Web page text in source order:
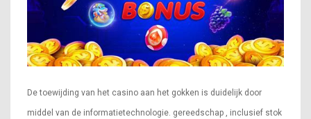
De toewijding van het casino aan het gokken is duidelijk door
middel van de informatietechnologie. gereedschap , inclusief stok